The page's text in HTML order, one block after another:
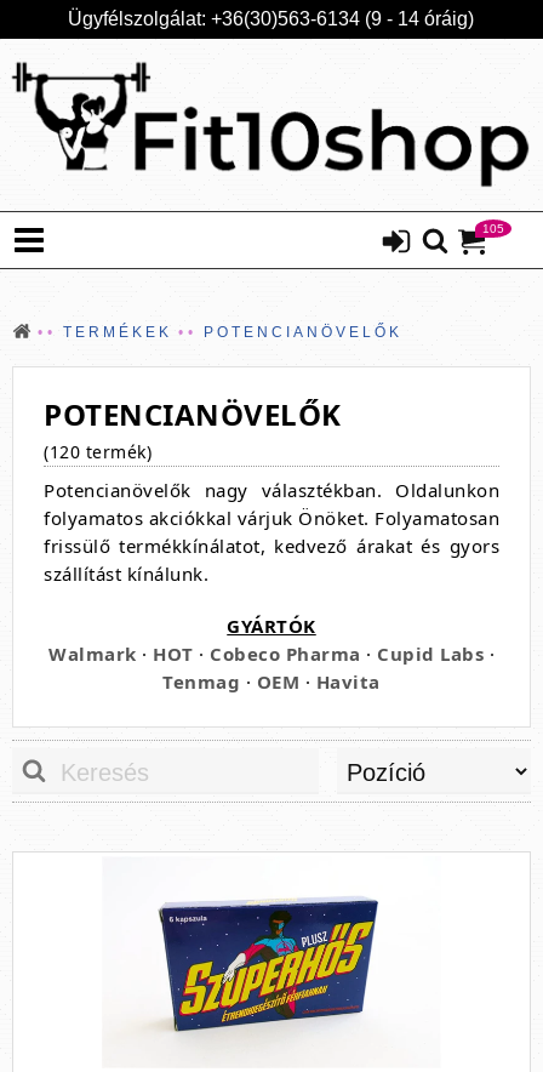
Ügyfélszolgálat: +36(30)563-6134 (9 - 14 óráig)
105
TERMÉKEK POTENCIANÖVELŐK
POTENCIANÖVELŐK
(120 termék)
Potencianövelők nagy választékban. Oldalunkon
folyamatos akciókkal várjuk Önöket. Folyamatosan
frissülő termékkínálatot, kedvező árakat és gyors
szállítást kínálunk.
GYÁRTÓK
Walmark · HOT · Cobeco Pharma · Cupid Labs ·
Tenmag · OEM · Havita